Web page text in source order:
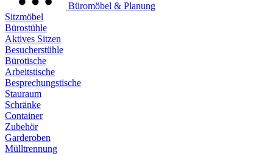
Büromöbel & Planung
Sitzmöbel
Bürostühle
Aktives Sitzen
Besucherstühle
Bürotische
Arbeitstische
Besprechungstische
Stauraum
Schränke
Container
Zubehör
Garderoben
Mülltrennung